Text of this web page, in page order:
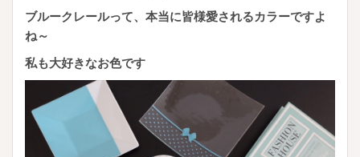
ブルークレールって、本当に皆様愛されるカラーですよ
ね～
私も大好きなお色です